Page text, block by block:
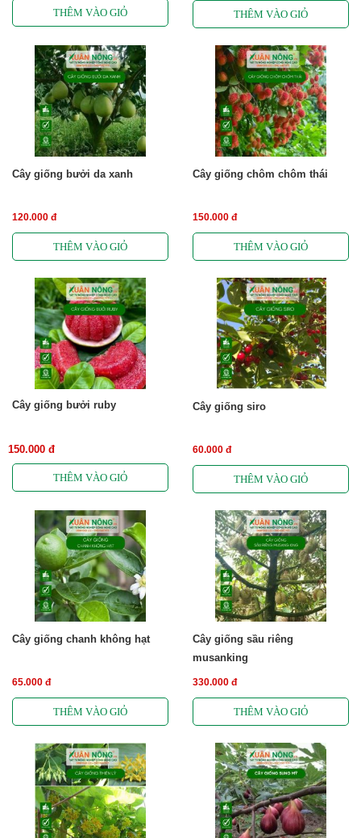
Cây giống bưởi da xanh
120.000 đ
Cây giống chôm chôm thái
150.000 đ
Cây giống bưởi ruby
150.000 đ
Cây giống siro
60.000 đ
Cây giống chanh không hạt
65.000 đ
Cây giống sầu riêng
musanking
330.000 đ